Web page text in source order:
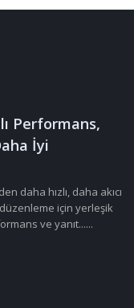
Performans,
İyi
daha hızlı, daha akıcı
için yerleşik
ve yanıt......